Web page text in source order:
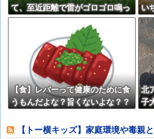
て、至近距離で雷がゴロゴロ鳴っ
ているんですが・・・【再】
い
め
【
【食】レバーって健康のために食
うもんだよな？旨くないよな？？
北
子
9
【トー横キッズ】家庭環境や毒親